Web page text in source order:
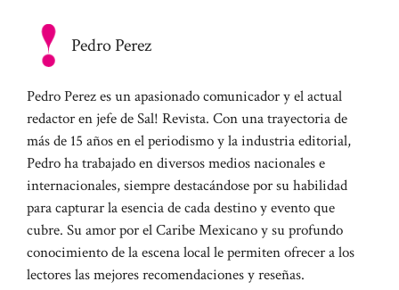
Pedro Perez
Pedro Perez es un apasionado comunicador y el actual
redactor en jefe de Sal! Revista. Con una trayectoria de
más de 15 años en el periodismo y la industria editorial,
Pedro ha trabajado en diversos medios nacionales e
internacionales, siempre destacándose por su habilidad
para capturar la esencia de cada destino y evento que
cubre. Su amor por el Caribe Mexicano y su profundo
conocimiento de la escena local le permiten ofrecer a los
lectores las mejores recomendaciones y reseñas.